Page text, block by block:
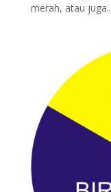
merah, atau